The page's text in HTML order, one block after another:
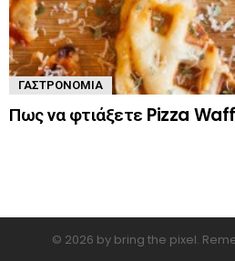
ΓΑΣΤΡΟΝΟΜΊΑ
Πως να φτιάξετε Pizza
© 2026 by bring the pixel.